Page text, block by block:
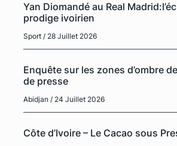
Yan Diomandé au Real
prodige ivoirien
Sport / 28 Juillet 2026
Enquête sur les zones d’ombre
de presse
Abidjan / 24 Juillet 2026
Côte d’Ivoire – Le Cacao sous